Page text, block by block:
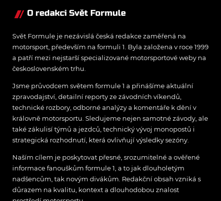
O redakci Svět Formule
Svět Formule je nezávislá česká redakce zaměřená na
motorsport, především na formuli 1. Byla založena v roce 1999
a patří mezi nejstarší specializované motorsportové weby na
československém trhu.
Jsme průvodcem světem formule 1 a přinášíme aktuální
zpravodajství, detailní reporty ze závodních víkendů,
technické rozbory, odborné analýzy a komentáře k dění v
královně motorsportu. Sledujeme nejen samotné závody, ale
také zákulisí týmů a jezdců, technický vývoj monopostů i
strategická rozhodnutí, která ovlivňují výsledky sezóny.
Naším cílem je poskytovat přesné, srozumitelné a ověřené
informace fanouškům formule 1, a to jak dlouholetým
nadšencům, tak novým divákům. Redakční obsah vzniká s
důrazem na kvalitu, kontext a dlouhodobou znalost